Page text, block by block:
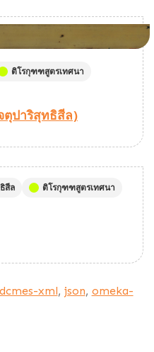
ติโรกุฑฑสูตรเทศนา
ตุปาริสุทธิสีล)
สีล
ติโรกุฑฑสูตรเทศนา
dcmes-xml, json, omeka-